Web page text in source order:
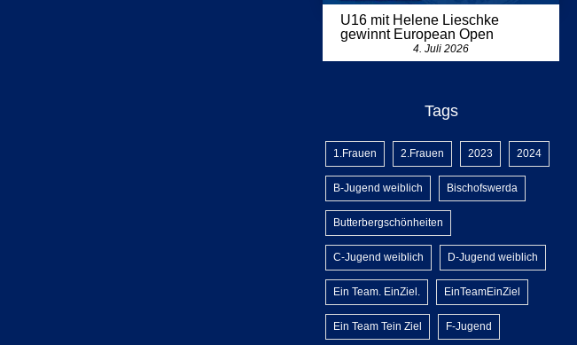
U16 mit Helene Lieschke
gewinnt European Open
4. Juli 2026
Tags
1.Frauen 2.Frauen 2023 2024
B-Jugend weiblich Bischofswerda
Butterbergschönheiten
C-Jugend weiblich D-Jugend weiblich
Ein Team. EinZiel. EinTeamEinZiel
Ein Team Tein Ziel F-Jugend